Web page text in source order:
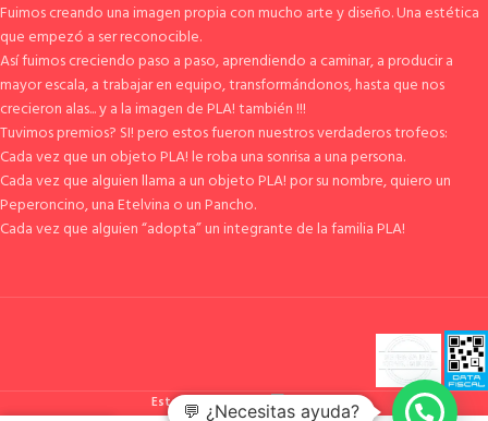
Fuimos creando una imagen propia con mucho arte y diseño. Una estética
que empezó a ser reconocible.
Así fuimos creciendo paso a paso, aprendiendo a caminar, a producir a
mayor escala, a trabajar en equipo, transformándonos, hasta que nos
crecieron alas... y a la imagen de PLA! también !!!
Tuvimos premios? SI! pero estos fueron nuestros verdaderos trofeos:
Cada vez que un objeto PLA! le roba una sonrisa a una persona.
Cada vez que alguien llama a un objeto PLA! por su nombre, quiero un
Peperoncino, una Etelvina o un Pancho.
Cada vez que alguien “adopta” un integrante de la familia PLA!
Esto es pla! 2023
💬 ¿Necesitas ayuda?